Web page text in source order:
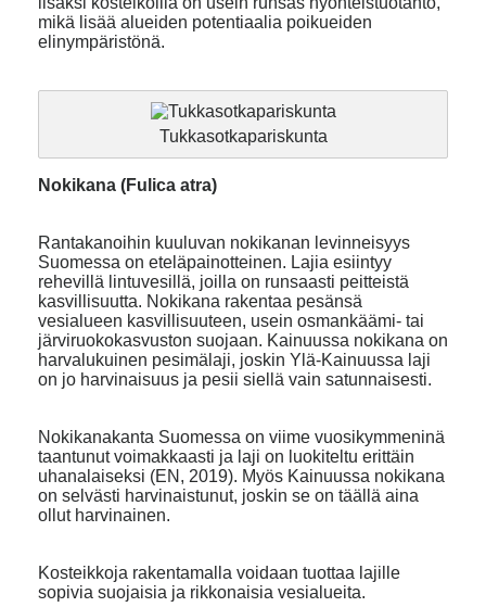
mikä lisää alueiden potentiaalia poikueiden
elinympäristönä.
Tukkasotkapariskunta
Nokikana (Fulica atra)
Rantakanoihin kuuluvan nokikanan levinneisyys
Suomessa on eteläpainotteinen. Lajia esiintyy
rehevillä lintuvesillä, joilla on runsaasti peitteistä
kasvillisuutta. Nokikana rakentaa pesänsä
vesialueen kasvillisuuteen, usein osmankäämi- tai
järviruokokasvuston suojaan. Kainuussa nokikana on
harvalukuinen pesimälaji, joskin Ylä-Kainuussa laji
on jo harvinaisuus ja pesii siellä vain satunnaisesti.
Nokikanakanta Suomessa on viime vuosikymmeninä
taantunut voimakkaasti ja laji on luokiteltu erittäin
uhanalaiseksi (EN, 2019). Myös Kainuussa nokikana
on selvästi harvinaistunut, joskin se on täällä aina
ollut harvinainen.
Kosteikkoja rakentamalla voidaan tuottaa lajille
sopivia suojaisia ja rikkonaisia vesialueita.